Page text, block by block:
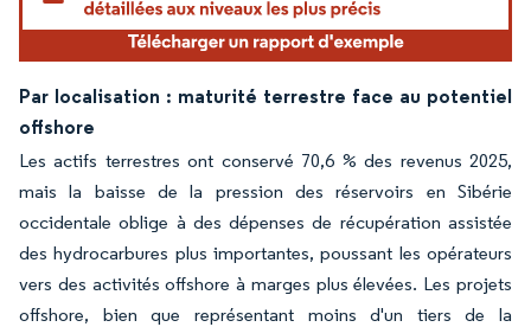
Par localisation : maturité terrestre face au potentiel
offshore
Les actifs terrestres ont conservé 70,6 % des revenus 2025,
mais la baisse de la pression des réservoirs en Sibérie
occidentale oblige à des dépenses de récupération assistée
des hydrocarbures plus importantes, poussant les opérateurs
vers des activités offshore à marges plus élevées. Les projets
offshore, bien que représentant moins d'un tiers de la